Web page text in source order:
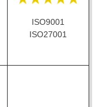
ISO9001
ISO27001